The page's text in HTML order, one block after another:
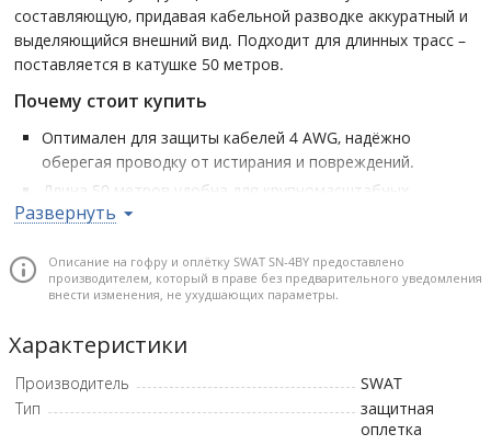
составляющую, придавая кабельной разводке аккуратный и
выделяющийся внешний вид. Подходит для длинных трасс –
поставляется в катушке 50 метров.
Почему стоит купить
Оптимален для защиты кабелей 4 AWG, надёжно
оберегая проводку от истирания и повреждений.
Длина 50 метров удобна для крупномасштабных
проектов и профессионального монтажа без
Конструкция «змейка» упрощает установку на уже
проложенные кабели, экономя время при обслуживании.
экстремальные условия эксплуатации.
упорядоченность и профессиональный вид.
нейлоновый рукав (змейка) для кабеля 4 AWG • черно-желтый •
Развернуть
Описание на гофру и оплётку SWAT SN-4BY предоставлено
производителем, который в праве без предварительного уведомления
внести изменения, не ухудшающих параметры.
Характеристики
Производитель
SWAT
Тип
защитная
оплетка